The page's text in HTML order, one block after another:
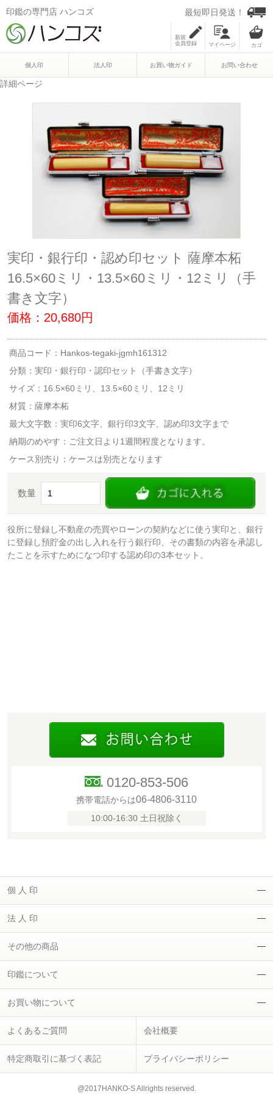
印鑑の専門店 ハンコズ 最短即日発送！
新規
会員登録
マイページ
個人印 法人印 お買い物ガイド お問い合わせ
詳細ページ
実印・銀行印・認め印セット 薩摩本柘
16.5×60ミリ・13.5×60ミリ・12ミリ（手
書き文字）
価格：20,680円
商品コード：Hankos-tegaki-jgmh161312
分類： 実印・銀行印・認印セット（手書き文字）
サイズ：16.5×60ミリ、13.5×60ミリ、12ミリ
材質：薩摩本柘
最大文字数：実印6文字、銀行印3文字、認め印3文字まで
納期のめやす：ご注文日より1週間程度となります。
ケース別売り：ケースは別売となります
数量
役所に登録し不動産の売買やローンの契約などに使う実印と、銀行
に登録し預貯金の出し入れを行う銀行印、その書類の内容を承認し
たことを示すためになつ印する認め印の3本セット。
0120-853-506
携帯電話からは06-4806-3110
10:00-16:30 土日祝除く
個 人 印
法 人 印
その他の商品
印鑑について
お買い物について
よくあるご質問 会社概要
特定商取引に基づく表記 プライバシーポリシー
@2017HANKO-S Allrights reserved.